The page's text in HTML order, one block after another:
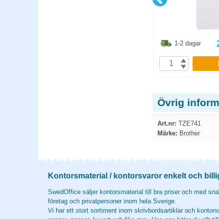
1-2 dagar
Övrig
Art.nr: TZE741
Märke: Brother
Kontorsmaterial / kontorsvaror enkelt och
SwedOffice säljer kontorsmaterial till bra priser och med
företag och privatpersoner inom hela Sverige.
Vi har ett stort sortiment inom skrivbordsartiklar och